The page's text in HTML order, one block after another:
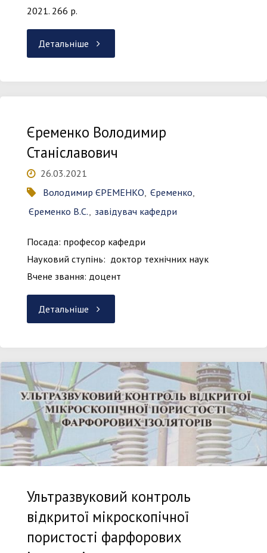
2021. 266 p.
Детальніше "Models
Measures
in
Measurements
Monitoring"
Єременко Володимир
Станіславович
26.03.2021
Володимир ЄРЕМЕНКО, Єременко,
Єременко В.С., завідувач кафедри
Посада: професор кафедри
Науковий ступінь: доктор технічних наук
Вчене звання: доцент
Детальніше "Єременко
Станіславович"
Ультразвуковий контроль
відкритої мікроскопічної
пористості фарфорових